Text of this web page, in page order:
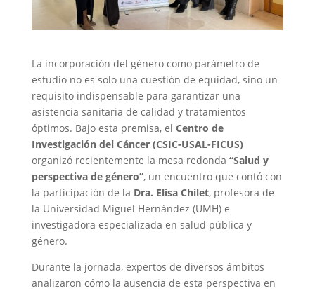
La incorporación del género como parámetro de
estudio no es solo una cuestión de equidad, sino un
requisito indispensable para garantizar una
asistencia sanitaria de calidad y tratamientos
óptimos. Bajo esta premisa, el Centro de
Investigación del Cáncer (CSIC-USAL-FICUS)
organizó recientemente la mesa redonda “Salud y
perspectiva de género”, un encuentro que contó con
la participación de la Dra. Elisa Chilet, profesora de
la Universidad Miguel Hernández (UMH) e
investigadora especializada en salud pública y
género.
Durante la jornada, expertos de diversos ámbitos
analizaron cómo la ausencia de esta perspectiva en